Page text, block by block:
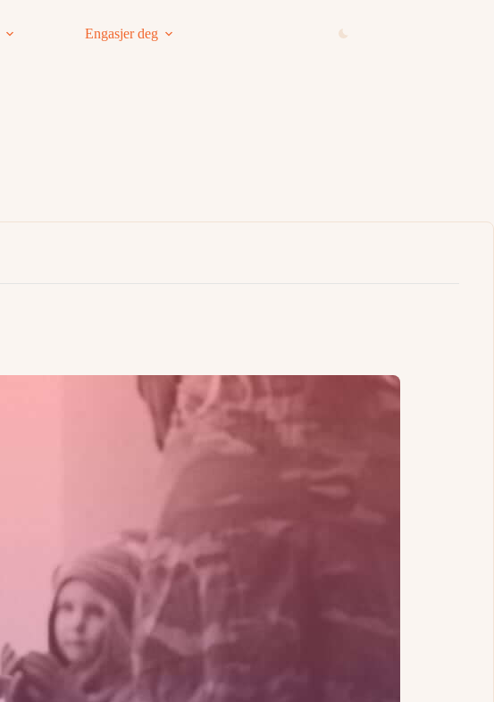
Engasjer deg